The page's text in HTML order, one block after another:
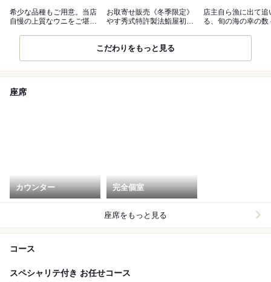
希少な品種もご用意。当店
自慢の上質なウニをご堪能
お取寄せ販売《冬季限定》
やす秀式特許製法鮨屋初！
店主自ら漁に出て追
る、旬の海の幸の数
こだわりをもっと見る
座席
カウンター 完全個室
座席をもっと見る
コース
スペシャリテ付き お任せコース